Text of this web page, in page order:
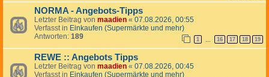
NORMA - Angebots-Tipps
Letzter Beitrag von maadien « 07.08.2026, 00:55
Verfasst in Einkaufen (Supermärkte und mehr)
Antworten: 189 1 … 16 17 18 19
REWE :: Angebots Tipps
Letzter Beitrag von maadien « 07.08.2026, 00:45
Verfasst in Einkaufen (Supermärkte und mehr)